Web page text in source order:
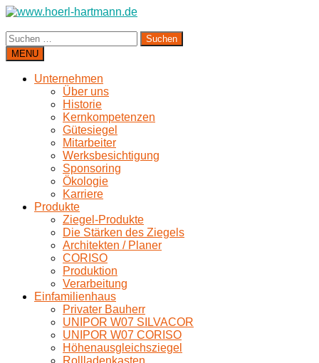
Suchen
nach:
MENU
Unternehmen
Über uns
Historie
Kernkompetenzen
Gütesiegel
Mitarbeiter
Werksbesichtigung
Sponsoring
Ökologie
Karriere
Produkte
Ziegel-Produkte
Die Stärken des Ziegels
Architekten / Planer
CORISO
Produktion
Verarbeitung
Einfamilienhaus
Privater Bauherr
UNIPOR W07 SILVACOR
UNIPOR W07 CORISO
Höhenausgleichsziegel
Rollladenkasten